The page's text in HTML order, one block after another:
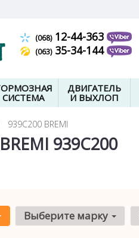
(068)12-44-363
(063)35-34-144
СИСТЕМА
ДВИГАТЕЛЬ
И ВЫХЛОП
939C200 BREMI
939C200
Выберите марку